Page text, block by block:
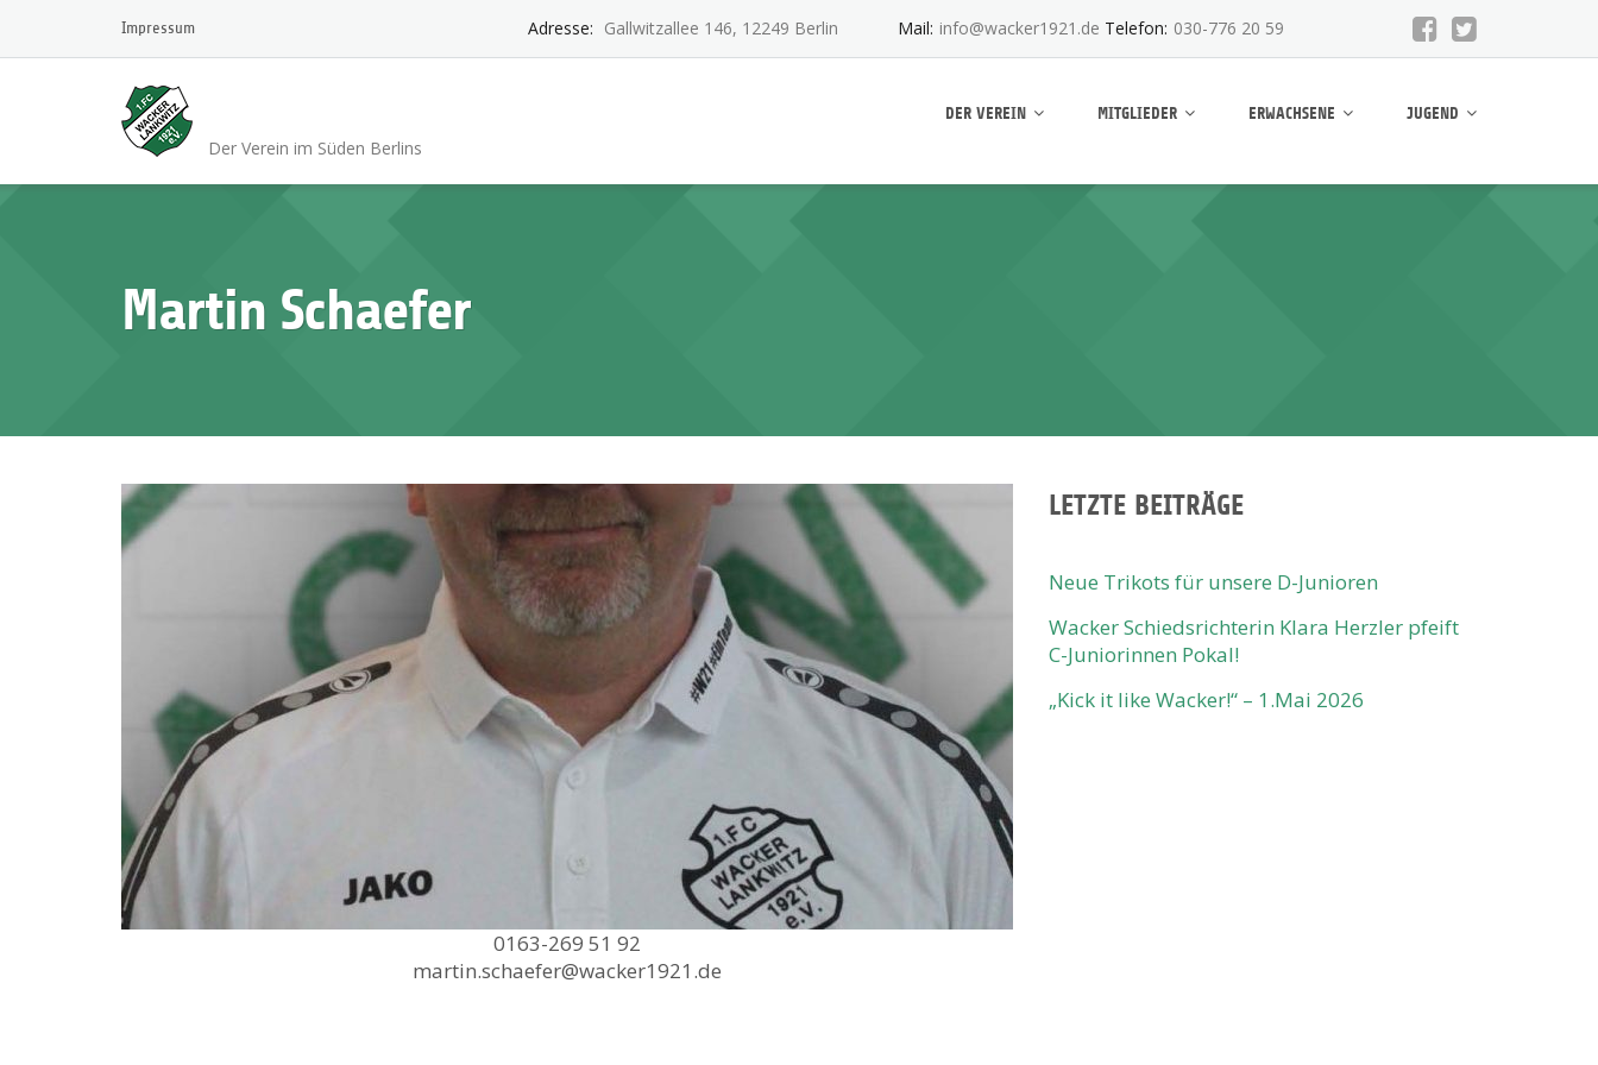
content
Impressum Adresse: Gallwitzallee 146, 12249 Berlin Mail: info@wacker1921.de Telefon: 030-776 20 59
Der Verein im Süden Berlins
DER VEREIN MITGLIEDER ERWACHSENE JUGEND
Martin Schaefer
0163-269 51 92
martin.schaefer@wacker1921.de
LETZTE BEITRÄGE
Neue Trikots für unsere D-Junioren
Wacker Schiedsrichterin Klara Herzler pfeift
C-Juniorinnen Pokal!
„Kick it like Wacker!“ – 1.Mai 2026